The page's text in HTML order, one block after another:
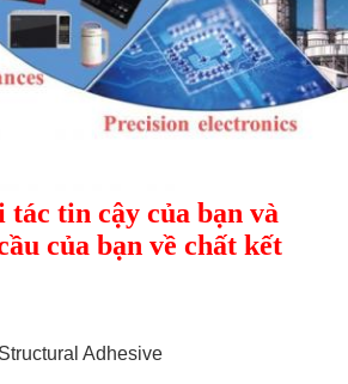
tin cậy của bạn và
của bạn về chất kết
Adhesive